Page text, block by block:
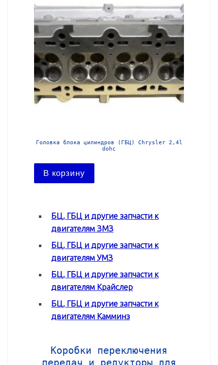
Головка блока цилиндров (ГБЦ) Chrysler 2,4l
dohc
В корзину
БЦ, ГБЦ и другие запчасти к
двигателям ЗМЗ
БЦ, ГБЦ и другие запчасти к
двигателям УМЗ
БЦ, ГБЦ и другие запчасти к
двигателям Крайслер
БЦ, ГБЦ и другие запчасти к
двигателям Камминз
Коробки переключения